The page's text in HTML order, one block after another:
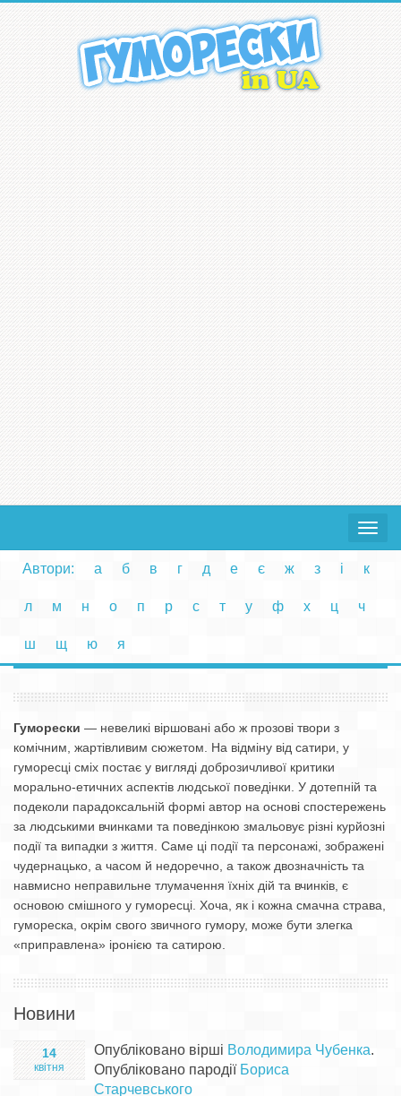
Toggle
Автори: а б в г д е є ж з і к
л м н о п р с т у ф х ц ч
ш щ ю я
Гуморески — невеликі віршовані або ж прозові твори з
комічним, жартівливим сюжетом. На відміну від сатири, у
гуморесці сміх постає у вигляді доброзичливої критики
морально-етичних аспектів людської поведінки. У дотепній та
подеколи парадоксальній формі автор на основі спостережень
за людськими вчинками та поведінкою змальовує різні курйозні
події та випадки з життя. Саме ці події та персонажі, зображені
чудернацько, а часом й недоречно, а також двозначність та
навмисно неправильне тлумачення їхніх дій та вчинків, є
основою смішного у гуморесці. Хоча, як і кожна смачна страва,
гумореска, окрім свого звичного гумору, може бути злегка
«приправлена» іронією та сатирою.
Новини
14
квітня
Опубліковано вірші Володимира Чубенка.
Опубліковано пародії Бориса
Старчевського